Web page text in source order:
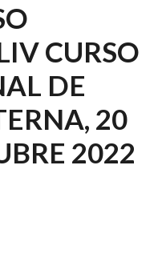
CURSO
DE
20
2022